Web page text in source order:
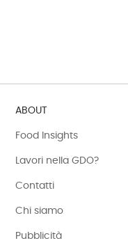
ABOUT
Food Insights
Lavori nella GDO?
Contatti
Chi siamo
Pubblicità